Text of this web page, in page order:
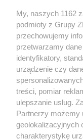
Żaden utwór
rozpowszechniany lub
(w tym także
eksploatacji w
Internecie bez pisemnej
lub wykorzystanie
prawa, tzn. bez
może być ścigane
My, naszych 1162
podmioty z Grupy
przechowujemy
przetwarzamy
identyfikatory,
urządzenie czy
treści, pomiar
ulepszanie usług.
Partnerzy możemy
geolokalizacyjnych
charakterystykę